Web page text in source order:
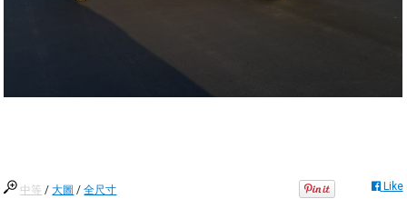
中等 /大圖 /全尺寸 Like